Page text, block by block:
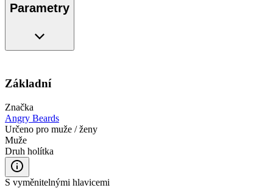
Parametry
Základní
Značka
Angry Beards
Určeno pro muže / ženy
Muže
Druh holítka
S vyměnitelnými hlavicemi